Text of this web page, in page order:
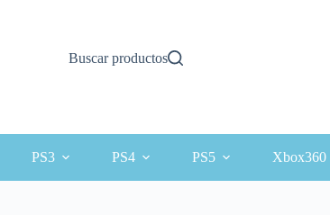
Buscar productos
PS3 PS4 PS5 Xbox360